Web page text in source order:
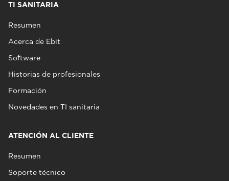
TI SANITARIA
Resumen
Acerca de Ebit
Software
Historias de profesionales
Formación
Novedades en TI sanitaria
ATENCIÓN AL CLIENTE
Resumen
Soporte técnico